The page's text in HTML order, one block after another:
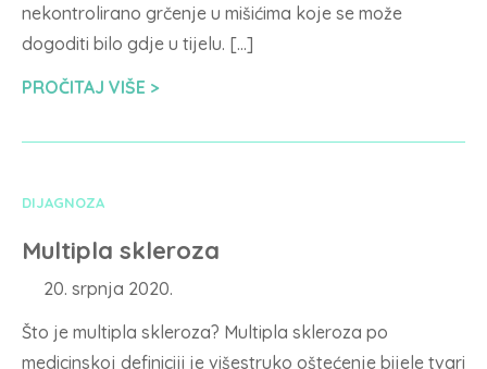
nekontrolirano grčenje u mišićima koje se može
dogoditi bilo gdje u tijelu. […]
PROČITAJ VIŠE
DIJAGNOZA
Multipla skleroza
20. srpnja 2020.
Što je multipla skleroza? Multipla skleroza po
medicinskoj definiciji je višestruko oštećenje bijele tvari